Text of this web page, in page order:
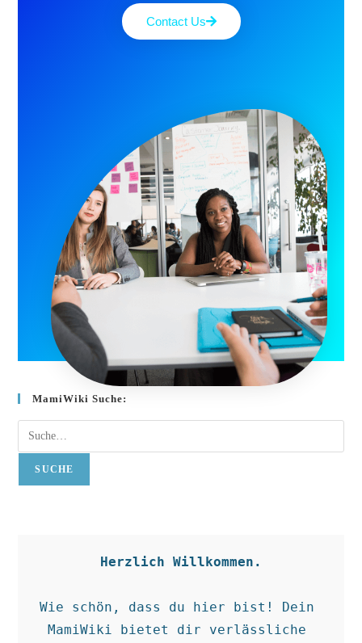
Contact Us
MamiWiki Suche:
SUCHE
Herzlich Willkommen.
Wie schön, dass du hier bist! Dein
MamiWiki bietet dir verlässliche